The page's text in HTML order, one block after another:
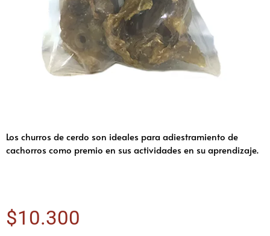
Los churros de cerdo son ideales para adiestramiento de
cachorros como premio en sus actividades en su aprendizaje.
$10.300